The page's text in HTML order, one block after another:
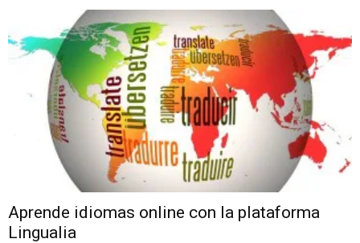
Aprende idiomas online con la plataforma
Lingualia